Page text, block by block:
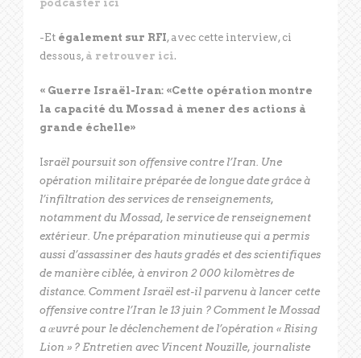
podcaster ici
-Et également sur RFI, avec cette interview, ci
dessous, à retrouver ici.
« Guerre Israël-Iran: «Cette opération montre
la capacité du Mossad à mener des actions à
grande échelle»
Israël poursuit son offensive contre l’Iran. Une
opération militaire préparée de longue date grâce à
l’infiltration des services de renseignements,
notamment du Mossad, le service de renseignement
extérieur. Une préparation minutieuse qui a permis
aussi d’assassiner des hauts gradés et des scientifiques
de manière ciblée, à environ 2 000 kilomètres de
distance. Comment Israël est-il parvenu à lancer cette
offensive contre l’Iran le 13 juin ? Comment le Mossad
a œuvré pour le déclenchement de l’opération « Rising
Lion » ? Entretien avec Vincent Nouzille, journaliste